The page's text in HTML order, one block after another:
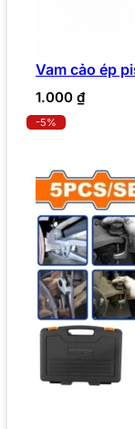
Vam cảo ép
1.000 ₫
-5%